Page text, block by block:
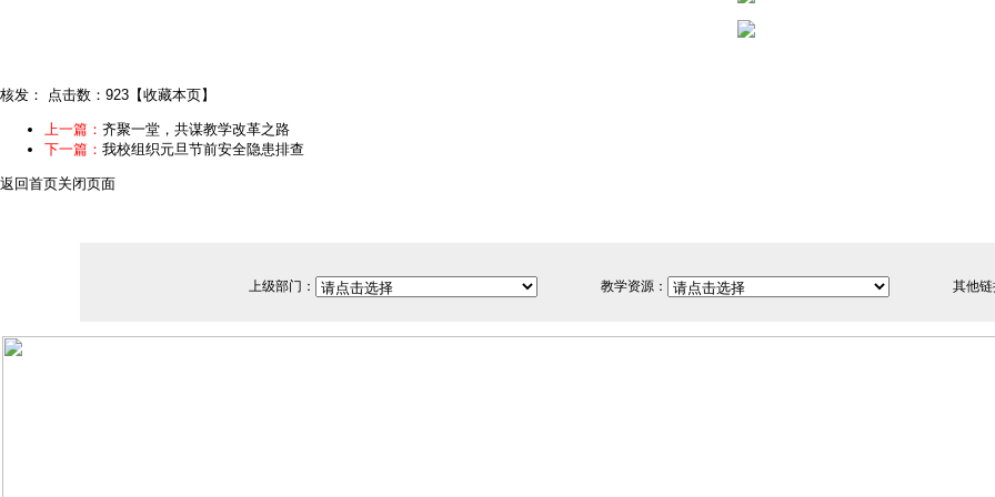
核发： 点击数：923 【收藏本页】
上一篇： 齐聚一堂，共谋教学改革之路
下一篇： 我校组织元旦节前安全隐患排查
返回首页关闭页面
上级部门： 教学资源： 其他